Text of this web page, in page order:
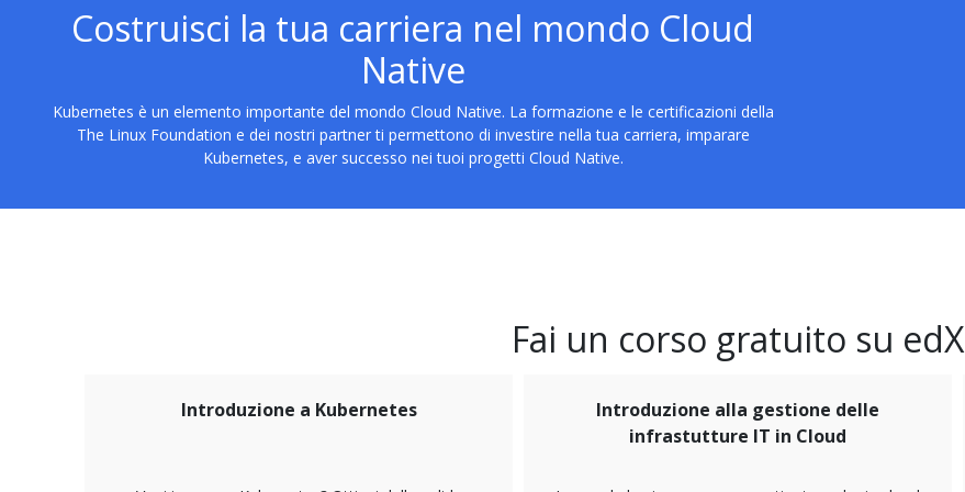
Costruisci la tua carriera nel mondo Cloud
Native
Kubernetes è un elemento importante del mondo Cloud Native. La formazione e le certificazioni della
The Linux Foundation e dei nostri partner ti permettono di investire nella tua carriera, imparare
Kubernetes, e aver successo nei tuoi progetti Cloud Native.
Fai un corso gratuito su edX
Introduzione a Kubernetes
Introduzione alla gestione delle
infrastutture IT in Cloud